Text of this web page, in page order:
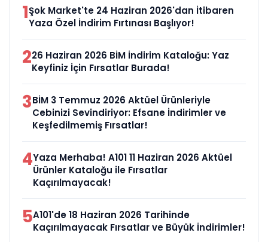
1Şok Market'te 24 Haziran 2026'dan İtibaren
Yaza Özel İndirim Fırtınası Başlıyor!
226 Haziran 2026 BİM İndirim Kataloğu: Yaz
Keyfiniz İçin Fırsatlar Burada!
3BİM 3 Temmuz 2026 Aktüel Ürünleriyle
Cebinizi Sevindiriyor: Efsane İndirimler ve
Keşfedilmemiş Fırsatlar!
4Yaza Merhaba! A101 11 Haziran 2026 Aktüel
Ürünler Kataloğu ile Fırsatlar
Kaçırılmayacak!
5A101'de 18 Haziran 2026 Tarihinde
Kaçırılmayacak Fırsatlar ve Büyük İndirimler!